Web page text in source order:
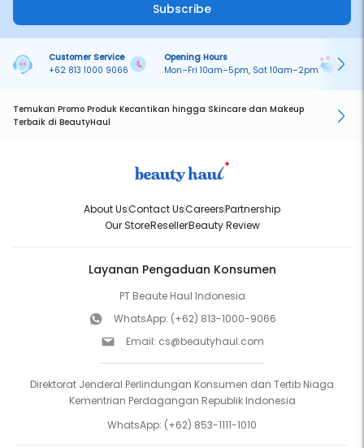
Subscribe
Customer Service
+62 813 1000 9066
Opening Hours
Mon–Fri 10am–5pm, Sat 10am–2pm
Temukan Promo Produk Kecantikan hingga Skincare dan Makeup
Terbaik di BeautyHaul
About UsContact UsCareersPartnership
Our StoreResellerBeauty Review
Layanan Pengaduan Konsumen
PT Beaute Haul Indonesia
WhatsApp: (+62) 813-1000-9066
Email: cs@beautyhaul.com
Direktorat Jenderal Perlindungan Konsumen dan Tertib Niaga
Kementrian Perdagangan Republik Indonesia
WhatsApp: (+62) 853-1111-1010